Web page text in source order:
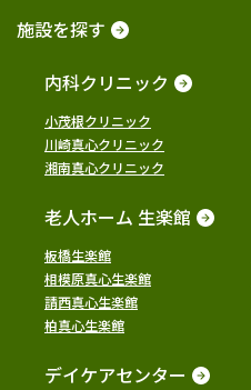
施設を探す
内科クリニック
小茂根クリニック
川崎真心クリニック
湘南真心クリニック
老人ホーム 生楽館
板橋生楽館
相模原真心生楽館
請西真心生楽館
柏真心生楽館
デイケアセンター